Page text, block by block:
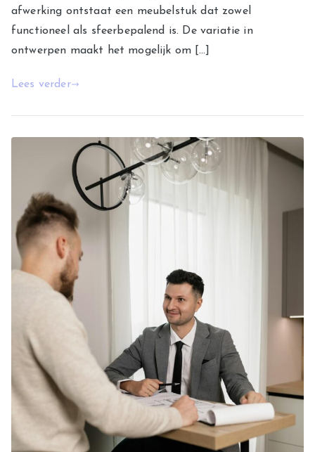
afwerking ontstaat een meubelstuk dat zowel
functioneel als sfeerbepalend is. De variatie in
ontwerpen maakt het mogelijk om […]
Lees verder